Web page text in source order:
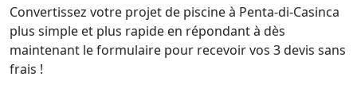
Convertissez votre projet de piscine à Penta-di-Casinca
plus simple et plus rapide en répondant à dès
maintenant le formulaire pour recevoir vos 3 devis sans
frais !